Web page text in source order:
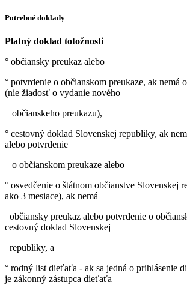
Potrebné doklady
Platný doklad totožnosti
° občiansky preukaz alebo
° potvrdenie o občianskom preukaze, ak nemá
(nie žiadosť o vydanie nového
občianskeho preukazu),
° cestovný doklad Slovenskej republiky, ak
alebo potvrdenie
o občianskom preukaze alebo
° osvedčenie o štátnom občianstve Slovenskej
ako 3 mesiace), ak nemá
občiansky preukaz alebo potvrdenie o
cestovný doklad Slovenskej
republiky, a
° rodný list dieťaťa - ak sa jedná o prihlásenie
je zákonný zástupca dieťaťa